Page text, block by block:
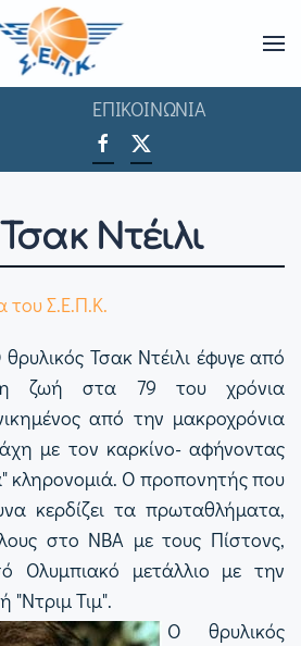
ΕΠΙΚΟΙΝΩΝΙΑ
Ντέιλι
του Σ.Ε.Π.Κ.
Τσακ Ντέιλι έφυγε από
ζωή στα 79 του χρόνια
από την μακροχρόνια
με τον καρκίνο- αφήνοντας
κληρονομιά. Ο προπονητής που
κερδίζει τα πρωταθλήματα,
στο ΝΒΑ με τους Πίστονς,
Ολυμπιακό μετάλλιο με την
"Ντριμ Τιμ".
Ο θρυλικός